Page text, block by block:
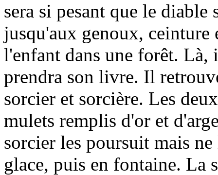
sera si pesant que le diable
jusqu'aux genoux, ceinture
l'enfant dans une forêt.
prendra son livre. Il
sorcier et sorcière. Les
mulets remplis d'or et
sorcier les poursuit mais
glace, puis en fontaine. La